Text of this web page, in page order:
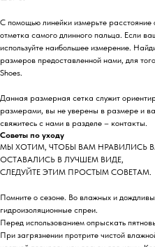
С помощью линейки измерьте расстояние
отметка самого длинного пальца. Если
используйте наибольшее измерение.
размеров предоставленной нами, для
Shoes.
Данная размерная сетка служит
размерами, вы не уверены в размере и
свяжитесь с нами в разделе – контакты.
Советы по уходу
МЫ ХОТИМ, ЧТОБЫ ВАМ НРАВИЛИСЬ
ОСТАВАЛИСЬ В ЛУЧШЕМ ВИДЕ,
СЛЕДУЙТЕ ЭТИМ ПРОСТЫМ СОВЕТАМ.
Помните о сезоне. Во влажных и
гидроизоляционные спреи.
Перед использованием опрыскать
При загрязнении протрите чистой